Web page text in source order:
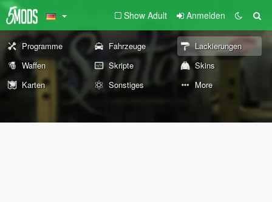
Show Adult Anmelden
Programme Fahrzeuge
Lackierungen
Waffen
Skripte
Skins
Karten
Sonstiges More